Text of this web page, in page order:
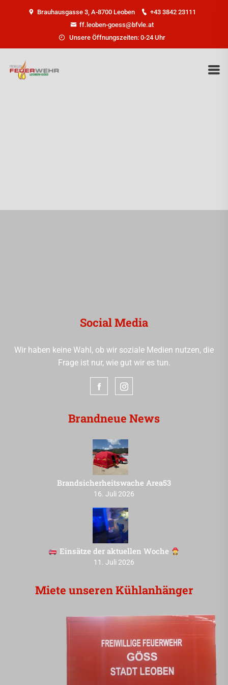
Brauhausgasse 3, A-8700 Leoben
+43 3842 23111
ff.leoben-goess@bfvle.at
Unsere Öffnungszeiten: 0-24 Uhr
Social Media
Wir haben keine Wahl, ob wir soziale Medien nutzen, die
Frage ist nur, wie gut wir es tun.
Brandneue News
Brandsicherheitswache Area53
16. Juli 2026
Einsätze der aktuellen Woche
11. Juli 2026
Miete unseren Kühlanhänger